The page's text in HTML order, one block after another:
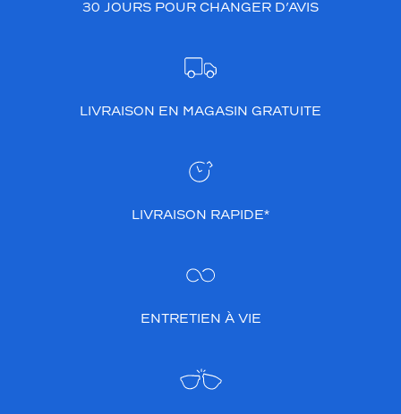
30 JOURS POUR CHANGER D’AVIS
LIVRAISON EN MAGASIN GRATUITE
LIVRAISON RAPIDE*
ENTRETIEN À VIE